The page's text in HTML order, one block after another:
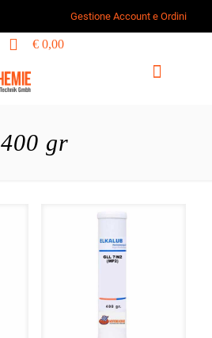
Gestione Account e Ordini
0
€ 0,00
400 gr